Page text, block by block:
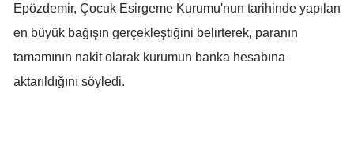
İstanbul
İzmir
Epözdemir, Çocuk Esirgeme Kurumu'nun tarihinde yapılan
en büyük bağışın gerçekleştiğini belirterek, paranın
tamamının nakit olarak kurumun banka hesabına
aktarıldığını söyledi.